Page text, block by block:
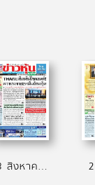
3 สิงหาคม 2569